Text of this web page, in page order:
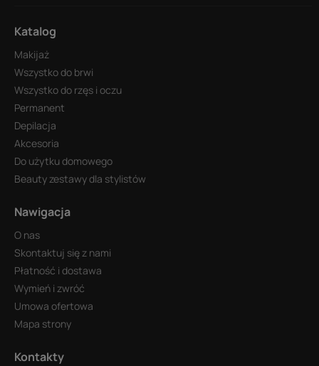
Katalog
Makijaż
Wszystko do brwi
Wszystko do rzęs i oczu
Permanent
Depilacja
Akcesoria
Do użytku domowego
Beauty zestawy dla stylistów
Nawigacja
O nas
Skontaktuj się z nami
Płatność i dostawa
Wymień i zwróć
Umowa ofertowa
Mapa strony
Kontakty